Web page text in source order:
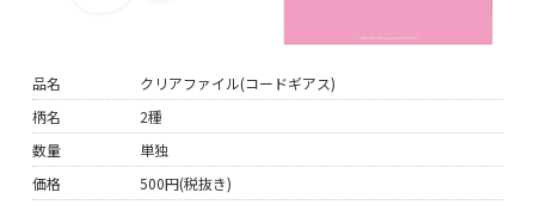
品名
クリアファイル(コードギアス)
柄名
2種
数量
単独
価格
500円(税抜き)